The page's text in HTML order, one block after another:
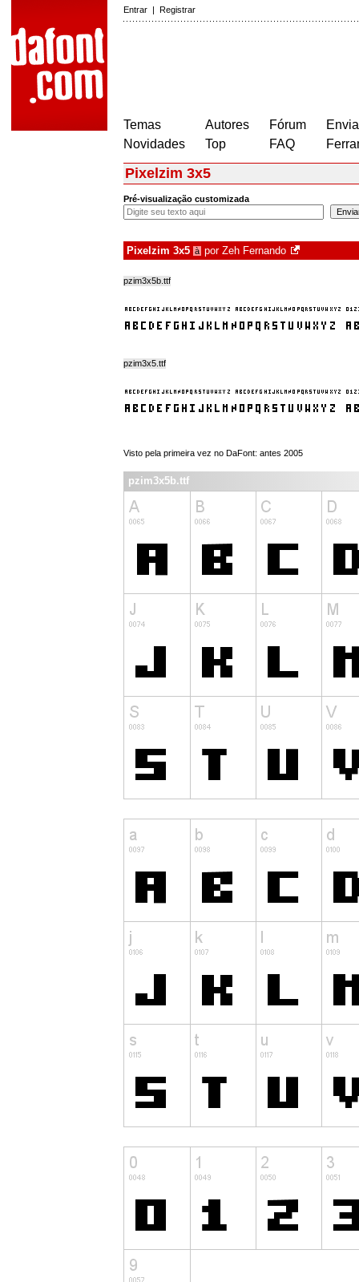
Entrar | Registrar
Temas
Novidades
Autores
Top
Fórum
FAQ
Pixelzim 3x5
Pré-visualização customizada
Pixelzim 3x5 à por Zeh Fernando
pzim3x5b.ttf
pzim3x5.ttf
Visto pela primeira vez no DaFont: antes 2005
pzim3x5b.ttf